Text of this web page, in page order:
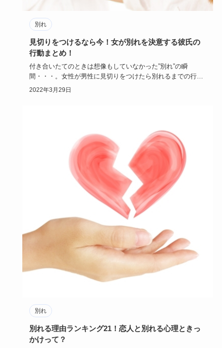
別れ
見切りをつけるなら今！女が別れを決意する彼氏の
行動まとめ！
付き合いたてのときは想像もしていなかった”別れ”の瞬
間・・・。女性が男性に見切りをつけたら別れるまでの行動
って結構早いんで…
2022年3月29日
別れ
別れる理由ランキング21！恋人と別れる心理ときっ
かけって？